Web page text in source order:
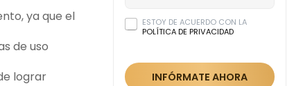
ya que el
de uso
lograr
ESTOY DE ACUERDO CON LA
POLÍTICA DE PRIVACIDAD
INFÓRMATE AHORA